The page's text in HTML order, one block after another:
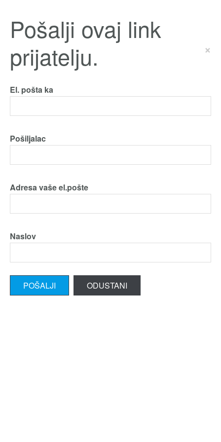
Pošalji ovaj link
prijatelju.
×
El. pošta ka
Pošiljalac
Adresa vaše el.pošte
Naslov
POŠALJI ODUSTANI